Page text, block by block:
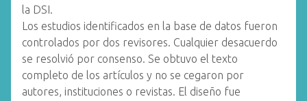
la DSI.
Los estudios identificados en la base de datos fueron
controlados por dos revisores. Cualquier desacuerdo
se resolvió por consenso. Se obtuvo el texto
completo de los artículos y no se cegaron por
autores, instituciones o revistas. El diseño fue